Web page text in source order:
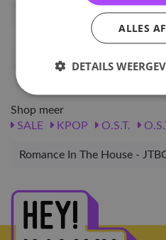
Verwachte leverdatum
Shop meer
SALE
KPOP O.S.T.
Romance In The House -
ALLES
DETAILS